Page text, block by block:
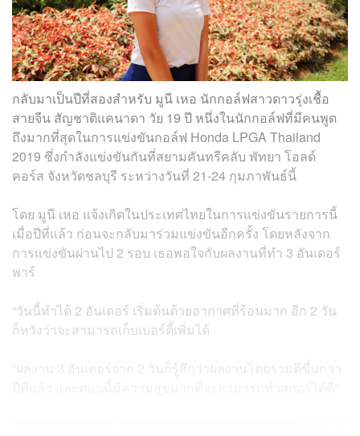
กลับมาเป็นปีที่สองสำหรับ มูนี เหอ นักกอล์ฟสาวดาวรุ่งเชื้อ
สายจีน สัญชาติแคนาดา วัย 19 ปี หนึ่งในนักกอล์ฟที่มีคนพูด
ถึงมากที่สุดในการแข่งขันกอล์ฟ Honda LPGA Thailand
2019 ซึ่งกำลังแข่งขันกันที่สยามคันทรีคลับ พัทยา โอลด์
คอร์ส จังหวัดชลบุรี ระหว่างวันที่ 21-24 กุมภาพันธ์นี้
โดย มูนี เหอ แจ้งเกิดในประเทศไทยในการแข่งขันรายการนี้
เมื่อปีที่แล้ว ก่อนจะกลับมาร่วมแข่งขันอีกครั้ง โดยหลังจาก
การแข่งขันผ่านไป 2 รอบ เธอพอใจกับผลงานที่ทำ 3 อันเดอร์
พาร์
“วันนี้ทำได้ 2 อันเดอร์ เริ่มต้นด้วยอากาศที่ร้อนมาก อีก 2 วัน
ก็หวังว่าจะสามารถเก็บเบอร์ดี้เพิ่มได้
“ผลงาน 3 อันเดอร์จาก 2 วันก็รู้สึกว่าผลงานโดยรวมดีขึ้นกว่า